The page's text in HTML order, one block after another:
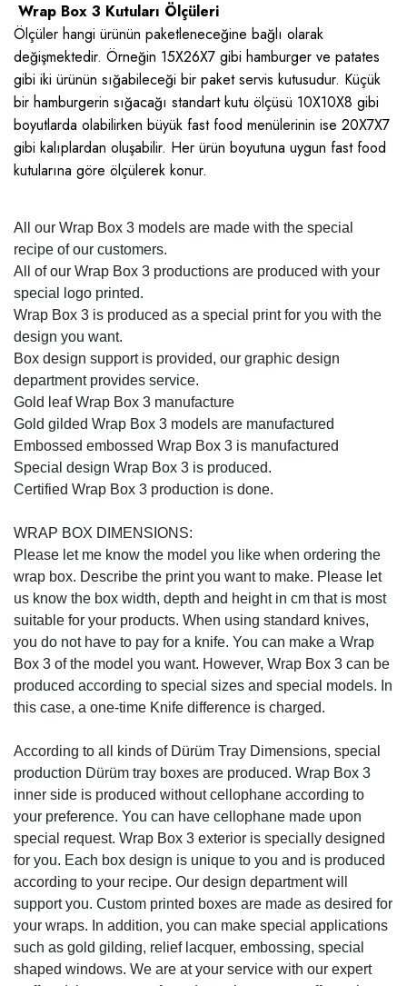
Wrap Box 3 Kutuları Ölçüleri
Ölçüler hangi ürünün paketleneceğine bağlı olarak
değişmektedir. Örneğin 15X26X7 gibi hamburger ve patates
gibi iki ürünün sığabileceği bir paket servis kutusudur. Küçük
bir hamburgerin sığacağı standart kutu ölçüsü 10X10X8 gibi
boyutlarda olabilirken büyük fast food menülerinin ise 20X7X7
gibi kalıplardan oluşabilir. Her ürün boyutuna uygun fast food
kutularına göre ölçülerek konur.
All our Wrap Box 3 models are made with the special
recipe of our customers.
All of our Wrap Box 3 productions are produced with your
special logo printed.
Wrap Box 3 is produced as a special print for you with the
design you want.
Box design support is provided, our graphic design
department provides service.
Gold leaf Wrap Box 3 manufacture
Gold gilded Wrap Box 3 models are manufactured
Embossed embossed Wrap Box 3 is manufactured
Special design Wrap Box 3 is produced.
Certified Wrap Box 3 production is done.
WRAP BOX DIMENSIONS:
Please let me know the model you like when ordering the
wrap box. Describe the print you want to make. Please let
us know the box width, depth and height in cm that is most
suitable for your products. When using standard knives,
you do not have to pay for a knife. You can make a Wrap
Box 3 of the model you want. However, Wrap Box 3 can be
produced according to special sizes and special models. In
this case, a one-time Knife difference is charged.
According to all kinds of Dürüm Tray Dimensions, special
production Dürüm tray boxes are produced. Wrap Box 3
inner side is produced without cellophane according to
your preference. You can have cellophane made upon
special request. Wrap Box 3 exterior is specially designed
for you. Each box design is unique to you and is produced
according to your recipe. Our design department will
support you. Custom printed boxes are made as desired for
your wraps. In addition, you can make special applications
such as gold gilding, relief lacquer, embossing, special
shaped windows. We are at your service with our expert